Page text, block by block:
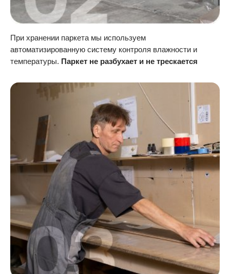
При хранении паркета мы используем
автоматизированную систему контроля влажности и
температуры. Паркет не разбухает и не трескается